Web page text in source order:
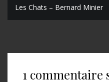
N
Les Chats – Bernard Minier
1 commentaire